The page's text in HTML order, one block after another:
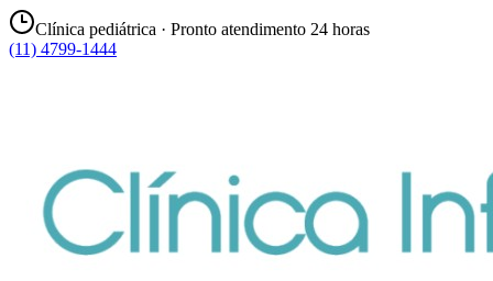
Clínica pediátrica · Pronto atendimento 24 horas
(11) 4799-1444